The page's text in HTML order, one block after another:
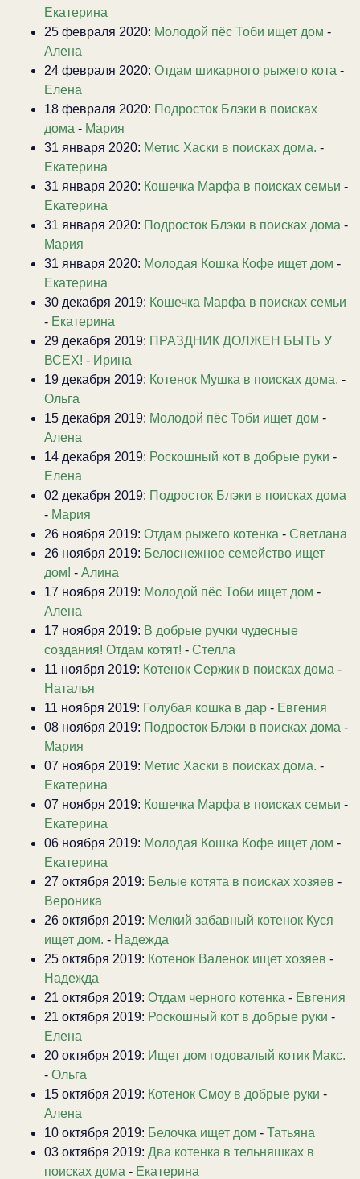
Екатерина
25 февраля 2020: Молодой пёс Тоби ищет дом -
Алена
24 февраля 2020: Отдам шикарного рыжего кота -
Елена
18 февраля 2020: Подросток Блэки в поисках
дома - Мария
31 января 2020: Метис Хаски в поисках дома. -
Екатерина
31 января 2020: Кошечка Марфа в поисках семьи -
Екатерина
31 января 2020: Подросток Блэки в поисках дома -
Мария
31 января 2020: Молодая Кошка Кофе ищет дом -
Екатерина
30 декабря 2019: Кошечка Марфа в поисках семьи
- Екатерина
29 декабря 2019: ПРАЗДНИК ДОЛЖЕН БЫТЬ У
ВСЕХ! - Ирина
19 декабря 2019: Котенок Мушка в поисках дома. -
Ольга
15 декабря 2019: Молодой пёс Тоби ищет дом -
Алена
14 декабря 2019: Роскошный кот в добрые руки -
Елена
02 декабря 2019: Подросток Блэки в поисках дома
- Мария
26 ноября 2019: Отдам рыжего котенка - Светлана
26 ноября 2019: Белоснежное семейство ищет
дом! - Алина
17 ноября 2019: Молодой пёс Тоби ищет дом -
Алена
17 ноября 2019: В добрые ручки чудесные
создания! Отдам котят! - Стелла
11 ноября 2019: Котенок Сержик в поисках дома -
Наталья
11 ноября 2019: Голубая кошка в дар - Евгения
08 ноября 2019: Подросток Блэки в поисках дома -
Мария
07 ноября 2019: Метис Хаски в поисках дома. -
Екатерина
07 ноября 2019: Кошечка Марфа в поисках семьи -
Екатерина
06 ноября 2019: Молодая Кошка Кофе ищет дом -
Екатерина
27 октября 2019: Белые котята в поисках хозяев -
Вероника
26 октября 2019: Мелкий забавный котенок Куся
ищет дом. - Надежда
25 октября 2019: Котенок Валенок ищет хозяев -
Надежда
21 октября 2019: Отдам черного котенка - Евгения
21 октября 2019: Роскошный кот в добрые руки -
Елена
20 октября 2019: Ищет дом годовалый котик Макс.
- Ольга
15 октября 2019: Котенок Смоу в добрые руки -
Алена
10 октября 2019: Белочка ищет дом - Татьяна
03 октября 2019: Два котенка в тельняшках в
поисках дома - Екатерина